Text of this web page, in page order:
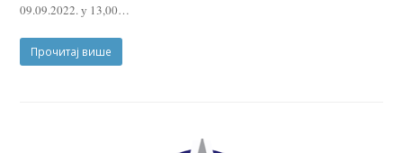
09.09.2022. у 13,00…
Прочитај више